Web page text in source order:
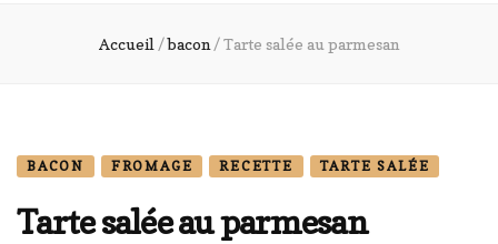
Accueil /bacon /Tarte salée au parmesan
BACON FROMAGE RECETTE TARTE SALÉE
Tarte salée au parmesan